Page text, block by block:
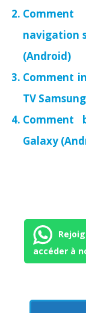
navigation
(Android)
Comment
TV Samsung
Comment
Galaxy
accéder à